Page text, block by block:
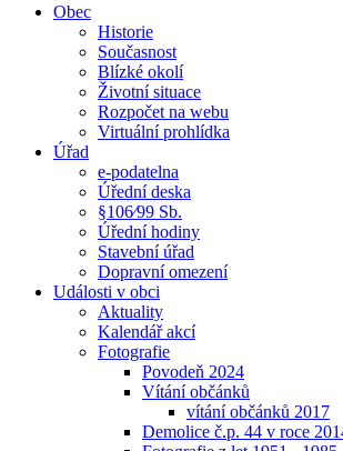
Obec
Historie
Současnost
Blízké okolí
Životní situace
Rozpočet na webu
Virtuální prohlídka
Úřad
e-podatelna
Úřední deska
§106⁄99 Sb.
Úřední hodiny
Stavební úřad
Dopravní omezení
Události v obci
Aktuality
Kalendář akcí
Fotografie
Povodeň 2024
Vítání občánků
vítání občánků 2017
Demolice č.p. 44 v roce